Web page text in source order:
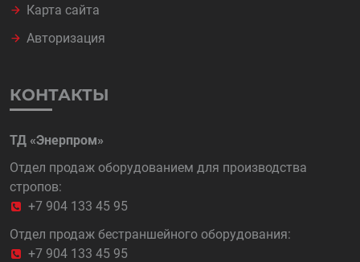
Карта сайта
Авторизация
КОНТАКТЫ
ТД «Энерпром»
Отдел продаж оборудованием для производства
стропов:
+7 904 133 45 95
Отдел продаж бестраншейного оборудования:
+7 904 133 45 95